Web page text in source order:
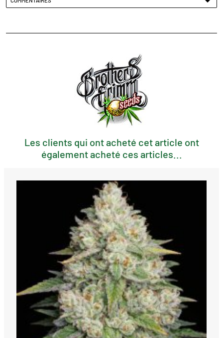
Les clients qui ont acheté cet article ont
également acheté ces articles...